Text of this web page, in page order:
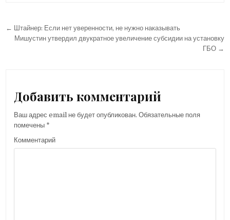
Н
ц
и
я
← Штайнер: Если нет уверенности, не нужно наказывать
Мишустин утвердил двукратное увеличение субсидии на установку
ГБО →
Добавить комментарий
Ваш адрес email не будет опубликован. Обязательные поля
помечены *
Комментарий